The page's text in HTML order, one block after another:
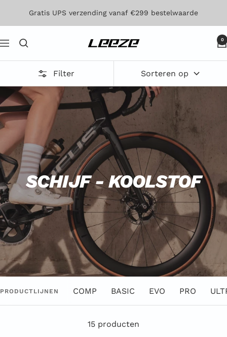
inhoud
Gratis UPS verzending vanaf €299 bestelwaarde
Navigatie Leeze 0
Filter Sorteren op
SCHIJF - KOOLSTOF
PRODUCTLIJNEN COMP BASIC EVO PRO
15 producten